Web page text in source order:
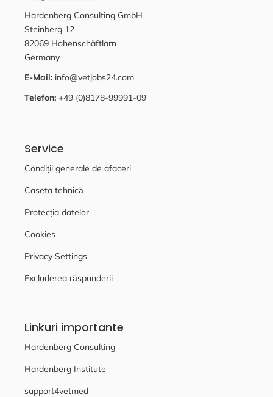
Hardenberg Consulting GmbH
Steinberg 12
82069 Hohenschäftlarn
Germany
E-Mail: info@vetjobs24.com
Telefon: +49 (0)8178-99991-09
Service
Condiții generale de afaceri
Caseta tehnică
Protecția datelor
Cookies
Privacy Settings
Excluderea răspunderii
Linkuri importante
Hardenberg Consulting
Hardenberg Institute
support4vetmed